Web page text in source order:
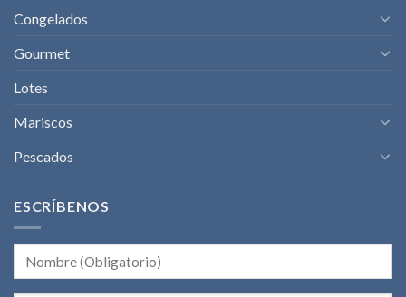
Congelados
Gourmet
Lotes
Mariscos
Pescados
ESCRÍBENOS